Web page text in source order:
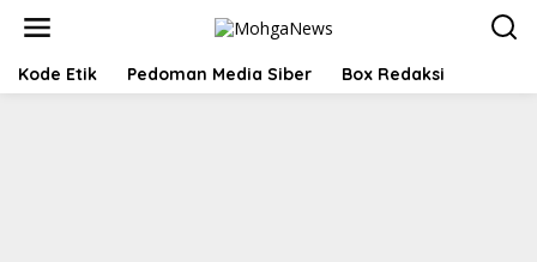
Kode Etik Pedoman Media Siber Box Redaksi